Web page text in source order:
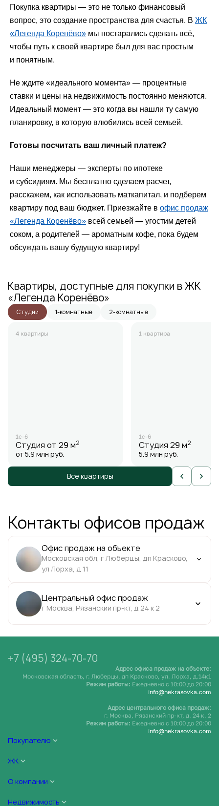
Покупка квартиры — это не только финансовый
вопрос, это создание пространства для счастья. В ЖК
«Легенда Коренёво» мы постарались сделать всё,
чтобы путь к своей квартире был для вас простым
и понятным.
Не ждите «идеального момента» — процентные
ставки и цены на недвижимость постоянно меняются.
Идеальный момент — это когда вы нашли ту самую
планировку, в которую влюбились всей семьей.
Готовы посчитать ваш личный платеж?
Наши менеджеры — эксперты по ипотеке
и субсидиям. Мы бесплатно сделаем расчет,
расскажем, как использовать маткапитал, и подберем
квартиру под ваш бюджет. Приезжайте в офис продаж
«Легенда Коренёво» всей семьей — угостим детей
соком, а родителей — ароматным кофе, пока будем
обсуждать вашу будущую квартиру!
Квартиры, доступные для покупки в ЖК
«Легенда Коренёво»
Студии 1-комнатные 2-комнатные
4 квартиры
1с-6
Студия от 29 м2
от 5.9 млн руб.
1 квартира
1с-6
Студия 29 м2
5.9 млн руб.
Все квартиры
Контакты офисов продаж
Офис продаж на объекте
Московская обл, г Люберцы, дп Красково,
ул Лорха, д 11
Центральный офис продаж
г Москва, Рязанский пр-кт, д 24 к 2
Покупателю
ЖК
О компании
Недвижимость
+7 (495) 324-70-70
Адрес офиса продаж на объекте:
Московская область, г. Люберцы, дп Красково, ул. Лорха, д.14к1
Режим работы: Ежедневно c 10:00 до 20:00
info@nekrasovka.com
Адрес центрального офиса продаж:
г. Москва, Рязанский пр-кт, д. 24 к. 2
Режим работы: Ежедневно c 10:00 до 20:00
info@nekrasovka.com